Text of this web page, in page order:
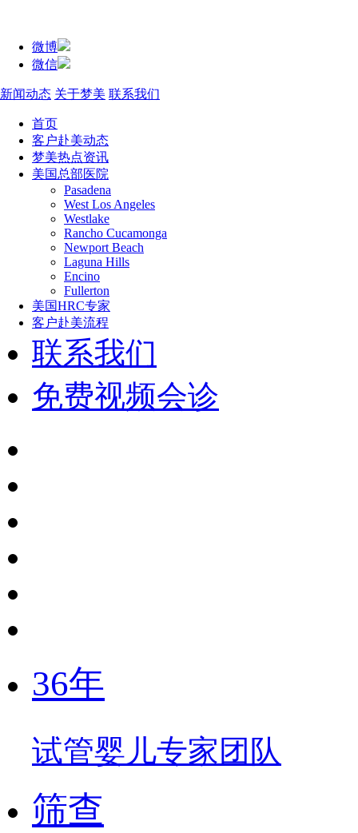
微博
微信
新闻动态 关于梦美 联系我们
首页
客户赴美动态
梦美热点资讯
美国总部医院
Pasadena
West Los Angeles
Westlake
Rancho Cucamonga
Newport Beach
Laguna Hills
Encino
Fullerton
美国HRC专家
客户赴美流程
联系我们
免费视频会诊
36年
试管婴儿专家团队
筛查